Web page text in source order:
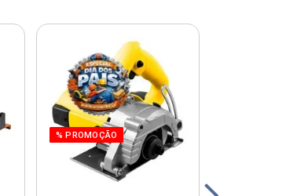
% PROMOÇÃO